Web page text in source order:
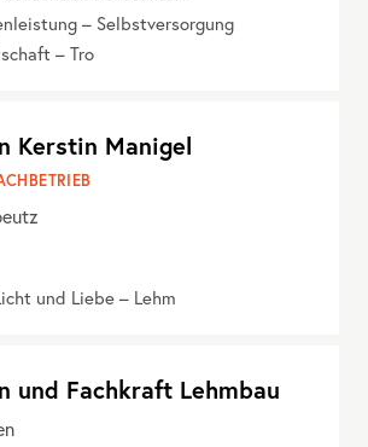
– Selbstversorgung
– Tro
Kerstin Manigel
und Liebe – Lehm
und Fachkraft Lehmbau